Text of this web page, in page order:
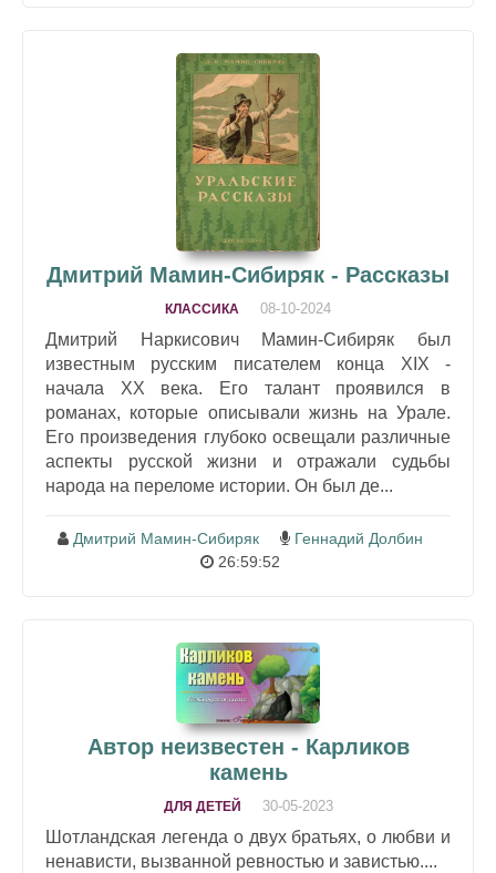
Дмитрий Мамин-Сибиряк - Рассказы
КЛАССИКА 08-10-2024
Дмитрий Наркисович Мамин-Сибиряк был
известным русским писателем конца XIX -
начала XX века. Его талант проявился в
романах, которые описывали жизнь на Урале.
Его произведения глубоко освещали различные
аспекты русской жизни и отражали судьбы
народа на переломе истории. Он был де...
Дмитрий Мамин-Сибиряк
Геннадий Долбин
26:59:52
Автор неизвестен - Карликов
камень
ДЛЯ ДЕТЕЙ 30-05-2023
Шотландская легенда о двух братьях, о любви и
ненависти, вызванной ревностью и завистью....